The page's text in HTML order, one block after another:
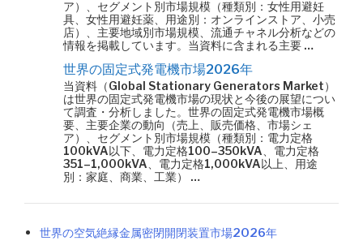
ア）、セグメント別市場規模（種類別：女性用避妊
具、女性用避妊薬、用途別：オンラインストア、小売
店）、主要地域別市場規模、流通チャネル分析などの
情報を掲載しています。当資料に含まれる主要 …
世界の固定式発電機市場2026年
当資料（Global Stationary Generators Market）
は世界の固定式発電機市場の現状と今後の展望につい
て調査・分析しました。世界の固定式発電機市場概
要、主要企業の動向（売上、販売価格、市場シェ
ア）、セグメント別市場規模（種類別：電力定格
100kVA以下、電力定格100–350kVA、電力定格
351–1,000kVA、電力定格1,000kVA以上、用途
別：家庭、商業、工業） …
世界の空気絶縁金属密閉開閉装置市場2026年